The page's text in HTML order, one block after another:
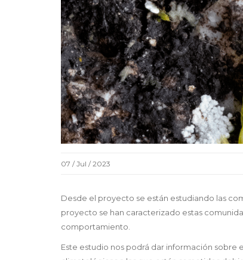
07 / Jul / 2023
Desde el proyecto se están estudiando las
proyecto se han caracterizado estas
comportamiento.
Este estudio nos podrá dar información sobre